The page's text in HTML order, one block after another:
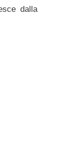
dalla